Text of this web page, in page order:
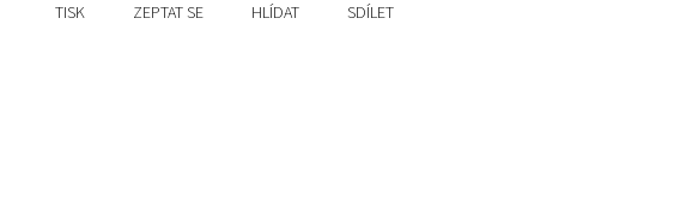
TISK ZEPTAT SE HLÍDAT SDÍLET